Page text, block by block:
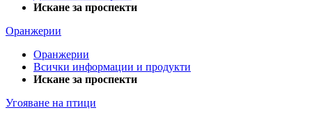
Искане за проспекти
Оранжерии
Оранжерии
Всички информации и продукти
Искане за проспекти
Угояване на птици